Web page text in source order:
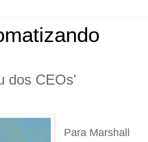
dos CEOs'
Para Marshall